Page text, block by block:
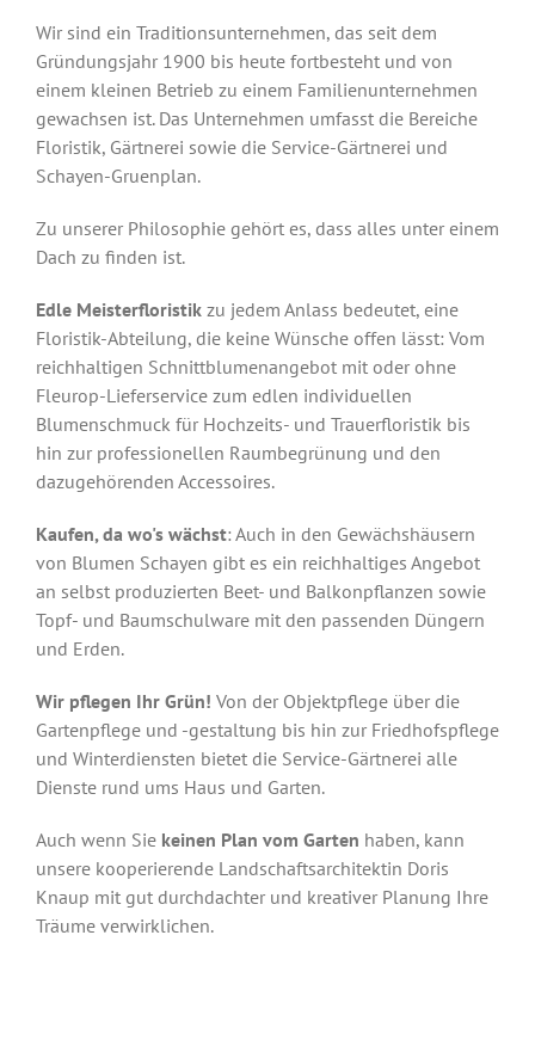
Wir sind ein Traditionsunternehmen, das seit dem
Gründungsjahr 1900 bis heute fortbesteht und von
einem kleinen Betrieb zu einem Familienunternehmen
gewachsen ist. Das Unternehmen umfasst die Bereiche
Floristik, Gärtnerei sowie die Service-Gärtnerei und
Schayen-Gruenplan.
Zu unserer Philosophie gehört es, dass alles unter einem
Dach zu finden ist.
Edle Meisterfloristik zu jedem Anlass bedeutet, eine
Floristik-Abteilung, die keine Wünsche offen lässt: Vom
reichhaltigen Schnittblumenangebot mit oder ohne
Fleurop-Lieferservice zum edlen individuellen
Blumenschmuck für Hochzeits- und Trauerfloristik bis
hin zur professionellen Raumbegrünung und den
dazugehörenden Accessoires.
Kaufen, da wo's wächst: Auch in den Gewächshäusern
von Blumen Schayen gibt es ein reichhaltiges Angebot
an selbst produzierten Beet- und Balkonpflanzen sowie
Topf- und Baumschulware mit den passenden Düngern
und Erden.
Wir pflegen Ihr Grün! Von der Objektpflege über die
Gartenpflege und -gestaltung bis hin zur Friedhofspflege
und Winterdiensten bietet die Service-Gärtnerei alle
Dienste rund ums Haus und Garten.
Auch wenn Sie keinen Plan vom Garten haben, kann
unsere kooperierende Landschaftsarchitektin Doris
Knaup mit gut durchdachter und kreativer Planung Ihre
Träume verwirklichen.